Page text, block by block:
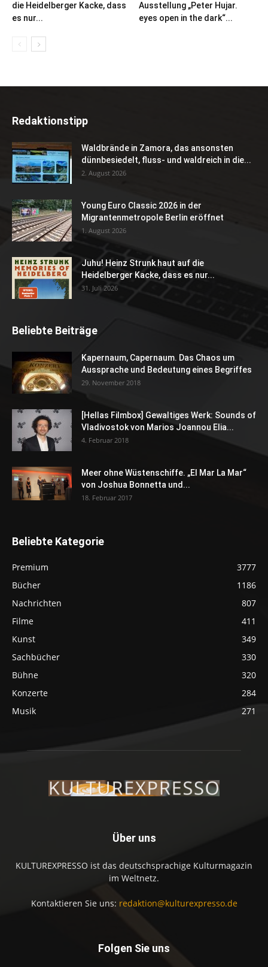
die Heidelberger Kacke, dass
es nur...
Ausstellung „Peter Hujar.
eyes open in the dark“...
Redaktionstipp
Waldbrände in Zamora, das ansonsten
dünnbesiedelt, fluss- und waldreich in die...
2. August 2026
Young Euro Classic 2026 in der
Migrantenmetropole Berlin eröffnet
1. August 2026
Juhu! Heinz Strunk haut auf die
Heidelberger Kacke, dass es nur...
31. Juli 2026
Beliebte Beiträge
Kapernaum, Capernaum. Das Chaos um
Aussprache und Bedeutung eines Begriffes
29. November 2018
[Hellas Filmbox] Gewaltiges Werk: Sounds of
Vladivostok von Marios Joannou Elia...
4. Februar 2018
Meer ohne Wüstenschiffe. „El Mar La Mar“
von Joshua Bonnetta und...
18. Februar 2017
Beliebte Kategorie
Premium
3777
Bücher
1186
Nachrichten
807
Filme
411
Kunst
349
Sachbücher
330
Bühne
320
Konzerte
284
Musik
271
Über uns
KULTUREXPRESSO ist das deutschsprachige Kulturmagazin
im Weltnetz.
Kontaktieren Sie uns: redaktion@kulturexpresso.de
Folgen Sie uns